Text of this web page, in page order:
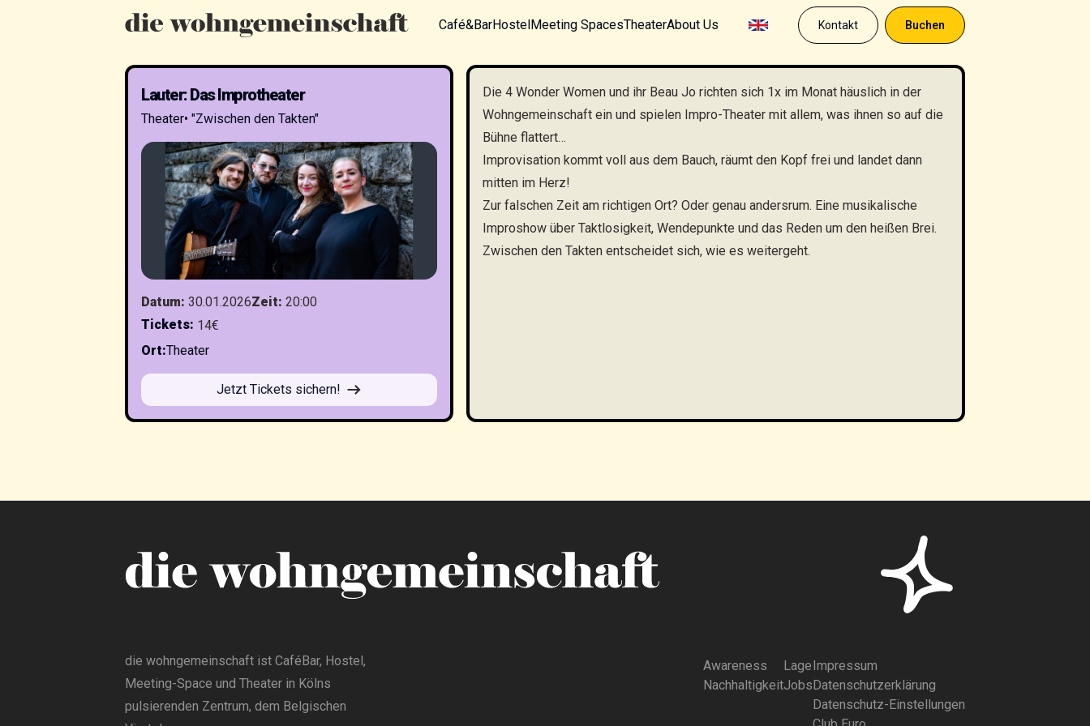
Café&BarHostelMeeting SpacesTheaterAbout Us Kontakt Buchen
Lauter: Das Improtheater
Theater• "Zwischen den Takten"
Datum: 30.01.2026Zeit: 20:00
Tickets: 14€
Ort:Theater
Jetzt Tickets sichern!
Die 4 Wonder Women und ihr Beau Jo richten sich 1x im Monat häuslich in der
Wohngemeinschaft ein und spielen Impro-Theater mit allem, was ihnen so auf die
Bühne flattert…
Improvisation kommt voll aus dem Bauch, räumt den Kopf frei und landet dann
mitten im Herz!
Zur falschen Zeit am richtigen Ort? Oder genau andersrum. Eine musikalische
Improshow über Taktlosigkeit, Wendepunkte und das Reden um den heißen Brei.
Zwischen den Takten entscheidet sich, wie es weitergeht.
die wohngemeinschaft ist CaféBar, Hostel,
Meeting-Space und Theater in Kölns
pulsierenden Zentrum, dem Belgischen
Awareness
Nachhaltigkeit
Lage
Jobs
Impressum
Datenschutzerklärung
Datenschutz-Einstellungen